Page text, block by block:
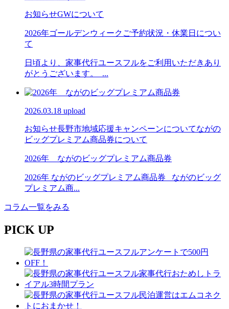
お知らせGWについて
2026年ゴールデンウィークご予約状況・休業日につい
て
日頃より、家事代行ユースフルをご利用いただきあり
がとうございます。 ...
2026.03.18 upload
お知らせ長野市地域応援キャンペーンについてながの
ビッグプレミアム商品券について
2026年 ながのビッグプレミアム商品券
2026年 ながのビッグプレミアム商品券 ながのビッグ
プレミアム商...
コラム一覧をみる
PICK UP